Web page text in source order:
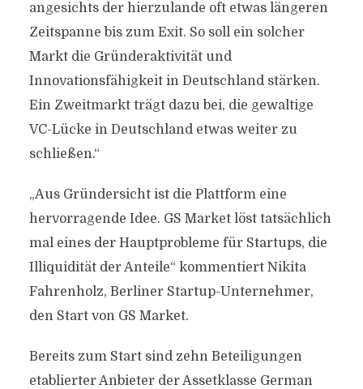
angesichts der hierzulande oft etwas längeren
Zeitspanne bis zum Exit. So soll ein solcher
Markt die Gründeraktivität und
Innovationsfähigkeit in Deutschland stärken.
Ein Zweitmarkt trägt dazu bei, die gewaltige
VC-Lücke in Deutschland etwas weiter zu
schließen.“
„Aus Gründersicht ist die Plattform eine
hervorragende Idee. GS Market löst tatsächlich
mal eines der Hauptprobleme für Startups, die
Illiquidität der Anteile“ kommentiert Nikita
Fahrenholz, Berliner Startup-Unternehmer,
den Start von GS Market.
Bereits zum Start sind zehn Beteiligungen
etablierter Anbieter der Assetklasse German